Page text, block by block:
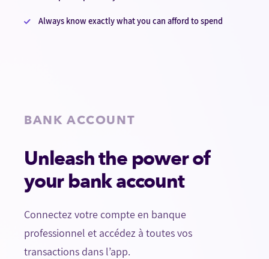
Always know exactly what you can afford to spend
BANK ACCOUNT
Unleash the power of
your bank account
Connectez votre compte en banque
professionnel et accédez à toutes vos
transactions dans l’app.